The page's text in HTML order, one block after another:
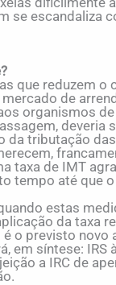
se escandaliza
que reduzem o
de
organismos
deveria
da tributação
taxa de IMT
tempo até que o
estas
da taxa
o previsto novo
em síntese: IRS
a IRC de